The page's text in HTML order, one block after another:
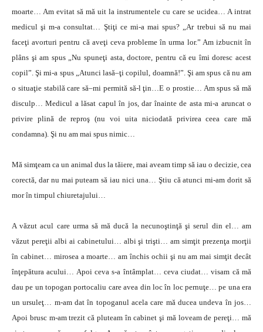
moarte… Am evitat să mă uit la instrumentele cu care se ucidea… A intrat
medicul şi m-a consultat… Ştiţi ce mi-a mai spus? „Ar trebui să nu mai
faceţi avorturi pentru că aveţi ceva probleme în urma lor.” Am izbucnit în
plâns şi am spus „Nu spuneţi asta, doctore, pentru că eu îmi doresc acest
copil”. Şi mi-a spus „Atunci lasă–ţi copilul, doamnă!”. Şi am spus că nu am
o situaţie stabilă care să–mi permită să-l ţin…E o prostie… Am spus să mă
disculp… Medicul a lăsat capul în jos, dar înainte de asta mi-a aruncat o
privire plină de reproş (nu voi uita niciodată privirea ceea care mă
condamna). Şi nu am mai spus nimic…
Mă simţeam ca un animal dus la tăiere, mai aveam timp să iau o decizie, cea
corectă, dar nu mai puteam să iau nici una… Ştiu că atunci mi-am dorit să
mor în timpul chiuretajului…
A văzut acul care urma să mă ducă la necunoştinţă şi serul din el… am
văzut pereţii albi ai cabinetului… albi şi trişti… am simţit prezenţa morţii
în cabinet… mirosea a moarte… am închis ochii şi nu am mai simţit decât
înţepătura acului… Apoi ceva s-a întâmplat… ceva ciudat… visam că mă
dau pe un topogan portocaliu care avea din loc în loc pernuţe… pe una era
un ursuleţ… m-am dat în topoganul acela care mă ducea undeva în jos…
Apoi brusc m-am trezit că pluteam în cabinet şi mă loveam de pereţi… mă